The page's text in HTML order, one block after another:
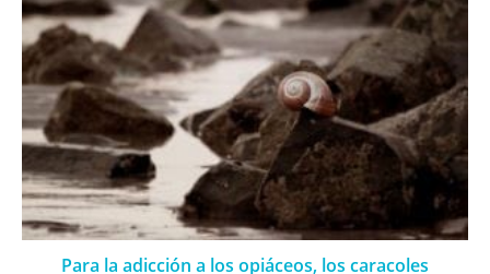
Para la adicción a los opiáceos, los caracoles